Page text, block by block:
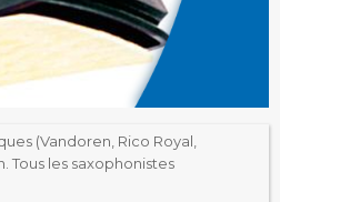
(Vandoren, Rico Royal,
Tous les saxophonistes